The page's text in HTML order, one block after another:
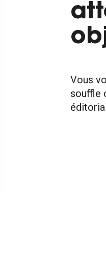
Vous
souffle